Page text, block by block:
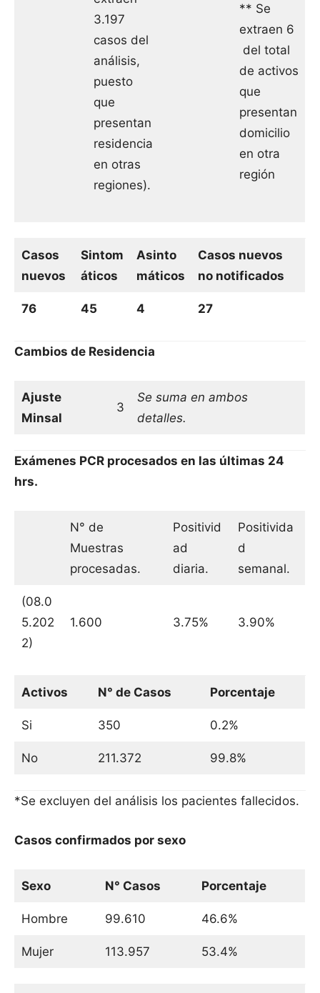
3.197
casos del
análisis,
puesto
que
presentan
residencia
en otras
regiones).
** Se
extraen 6
del total
de activos
que
presentan
domicilio
en otra
región
Casos
nuevos
Sintom
áticos
Asinto
máticos
Casos nuevos
no notificados
76 45 4 27
Cambios de Residencia
Ajuste
Minsal
3
Se suma en ambos
detalles.
Exámenes PCR procesados en las últimas 24
hrs.
N° de
Muestras
procesadas.
Positivid
ad
diaria.
Positivida
d
semanal.
(08.0
5.202
2)
1.600 3.75% 3.90%
Activos N° de Casos Porcentaje
Si 350 0.2%
No 211.372 99.8%
*Se excluyen del análisis los pacientes fallecidos.
Casos confirmados por sexo
Sexo N° Casos Porcentaje
Hombre 99.610 46.6%
Mujer 113.957 53.4%